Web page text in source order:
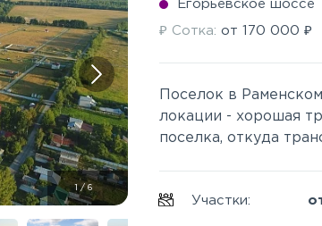
1 /6
Егорьевское шоссе
₽ Сотка:от170 000 ₽
Поселок в
локации - хорошая
поселка, откуда
Участки: